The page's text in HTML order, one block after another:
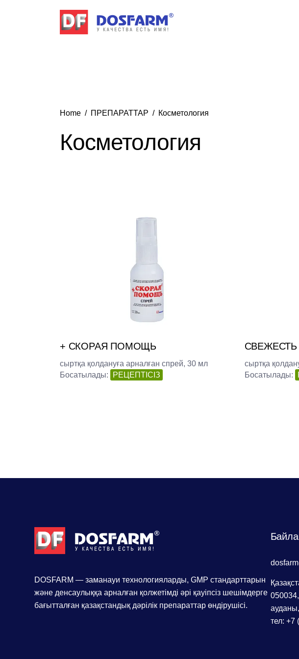
Home ПРЕПАРАТТАР Косметология
Косметология
+ СКОРАЯ ПОМОЩЬ
сыртқа қолдануға арналған спрей, 30 мл
Босатылады:
РЕЦЕПТІСІЗ
СВЕЖЕСТЬ
сыртқа
Босатылады:
DOSFARM — заманауи технологияларды, GMP стандарттарын
және денсаулыққа арналған қолжетімді әрі қауіпсіз шешімдерге
бағытталған қазақстандық дәрілік препараттар өндірушісі.
тел: +7